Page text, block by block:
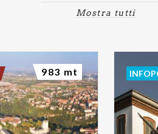
Mostra tutti
983 mt